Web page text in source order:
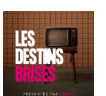
Tiguan s’offre un nouveau look et
On fait le p...
auto du 30 juin 2020
ANS
mardi sur la nouvelle Citroën
des 110 km/h su...